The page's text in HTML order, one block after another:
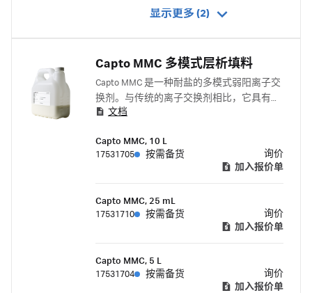
显示更多 (2)
Capto MMC 多模式层析填料
Capto MMC 是一种耐盐的多模式弱阳离子交
换剂。与传统的离子交换剂相比，它具有不
同的选择性。
文档
Capto MMC, 10 L
17531705
按需备货
询价
加入报价单
Capto MMC, 25 mL
17531710
按需备货
询价
加入报价单
Capto MMC, 5 L
17531704
按需备货
询价
加入报价单